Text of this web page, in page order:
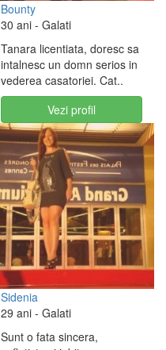
Bounty
30 ani - Galati
Tanara licentiata, doresc sa
intalnesc un domn serios in
vederea casatoriei. Cat..
Vezi profil
Sidenia
29 ani - Galati
Sunt o fata sincera,